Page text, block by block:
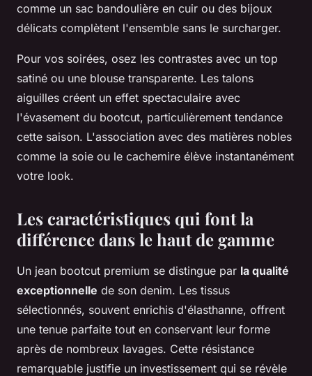
comme un sac bandoulière en cuir ou des bijoux
délicats complètent l'ensemble sans le surcharger.
Pour vos soirées, osez les contrastes avec un top
satiné ou une blouse transparente. Les talons
aiguilles créent un effet spectaculaire avec
l'évasement du bootcut, particulièrement tendance
cette saison. L'association avec des matières nobles
comme la soie ou le cachemire élève instantanément
votre look.
Les caractéristiques qui font la
différence dans le haut de gamme
Un jean bootcut premium se distingue par la qualité
exceptionnelle de son denim. Les tissus
sélectionnés, souvent enrichis d'élasthanne, offrent
une tenue parfaite tout en conservant leur forme
après de nombreux lavages. Cette résistance
remarquable justifie un investissement qui se révèle